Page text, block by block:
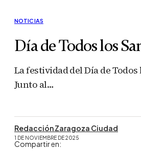
NOTICIAS
Día de Todos los
La festividad del Día de
Junto al…
Redacción Zaragoza Ciudad
1 DE NOVIEMBRE DE 2025
Compartir en: